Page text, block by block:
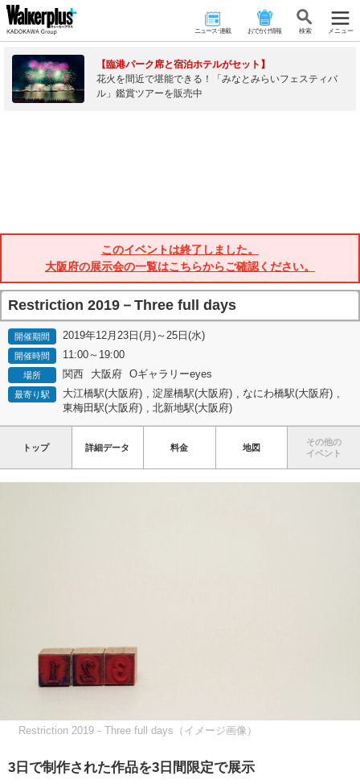
ニュース･連載 おでかけ情報 検 索 メニュー
【臨港パーク席と宿泊ホテルがセット】
花火を間近で堪能できる！「みなとみらいフェスティバ
ル」鑑賞ツアーを販売中
このイベントは終了しました。
大阪府の展示会の一覧はこちらからご確認ください。
Restriction 2019－Three full days
開催期間 2019年12月23日(月)～25日(水)
開催時間 11:00～19:00
場所 関西 大阪府 Oギャラリーeyes
最寄り駅 大江橋駅(大阪府) , 淀屋橋駅(大阪府) , なにわ橋駅(大阪府) ,
東梅田駅(大阪府) , 北新地駅(大阪府)
トップ 詳細データ 料金 地図
その他の
イベント
Restriction 2019－Three full days（イメージ画像）
3日で制作された作品を3日間限定で展示